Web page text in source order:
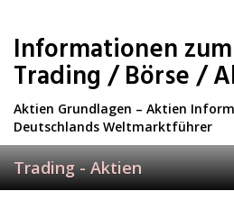
main
content
Informationen
Trading / Börse /
Aktien Grundlagen – Aktien
Deutschlands Weltmarktführer
Trading - Aktien